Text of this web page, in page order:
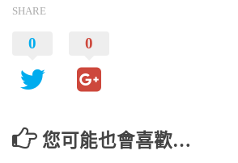
SHARE
0 0
您可能也會喜歡…